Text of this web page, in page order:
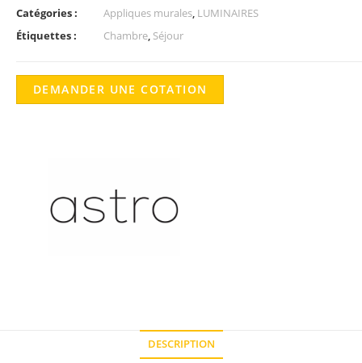
Catégories : Appliques murales, LUMINAIRES
Étiquettes :
Chambre, Séjour
DEMANDER UNE COTATION
DESCRIPTION